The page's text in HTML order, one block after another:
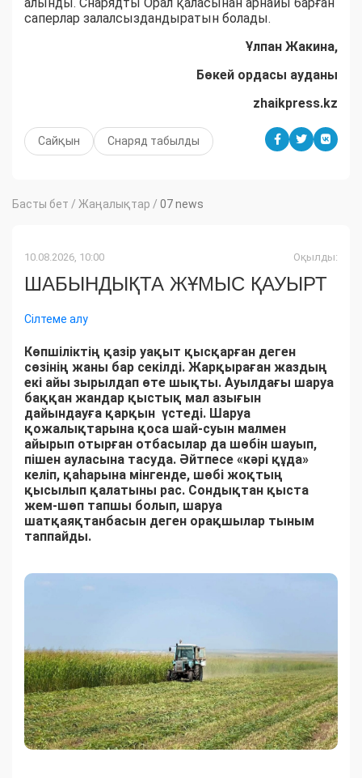
саперлар залалсыздандыратын болады.
Ұлпан Жакина,
Бөкей ордасы ауданы
zhaikpress.kz
Сайқын Снаряд табылды
Басты бет / Жаңалықтар / 07 news
10.08.2026, 10:00 Оқылды:
ШАБЫНДЫҚТА ЖҰМЫС ҚАУЫРТ
Сілтеме алу
Көпшіліктің қазір уақыт қысқарған деген
сөзінің жаны бар секілді. Жарқыраған жаздың
екі айы зырылдап өте шықты. Ауылдағы шаруа
баққан жандар қыстық мал азығын
дайындауға қарқын үстеді. Шаруа
қожалықтарына қоса шай-суын малмен
айырып отырған отбасылар да шөбін шауып,
пішен ауласына тасуда. Әйтпесе «кәрі құда»
келіп, қаһарына мінгенде, шөбі жоқтың
қысылып қалатыны рас. Сондықтан қыста
жем-шөп тапшы болып, шаруа
шатқаяқтанбасын деген орақшылар тыным
таппайды.